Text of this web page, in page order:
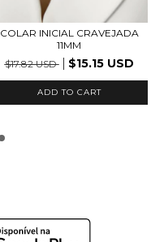
COLAR INICIAL CRAVEJADA
11MM
$17.82 USD
$15.15 USD
ADD TO CART